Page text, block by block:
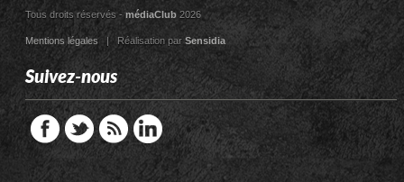
Tous droits réservés - médiaClub2026
Mentions légales| Réalisation par Sensidia
Suivez-nous